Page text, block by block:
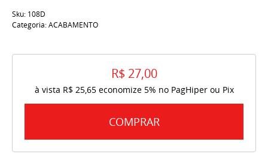
Sku: 108D
Categoria:ACABAMENTO
R$ 27,00
à vista R$ 25,65economize 5% no PagHiper ou Pix
COMPRAR